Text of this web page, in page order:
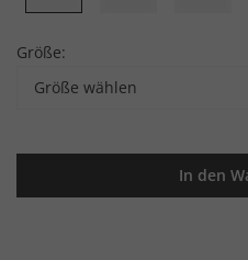
Größe:
Größe wählen
In den